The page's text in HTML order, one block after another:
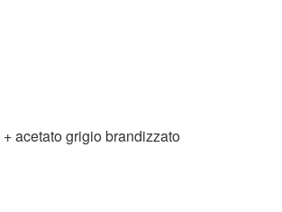
acetato grigio brandizzato